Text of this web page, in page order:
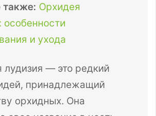
также: Орхидея
особенности
и ухода
лудизия — это редкий
принадлежащий
орхидных. Она